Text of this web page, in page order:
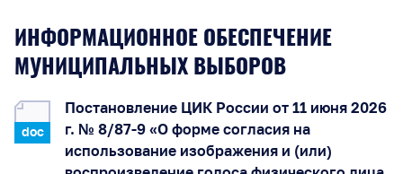
ИНФОРМАЦИОННОЕ ОБЕСПЕЧЕНИЕ
МУНИЦИПАЛЬНЫХ ВЫБОРОВ
doc
Постановление ЦИК России от 11 июня 2026
г. № 8/87-9 «О форме согласия на
использование изображения и (или)